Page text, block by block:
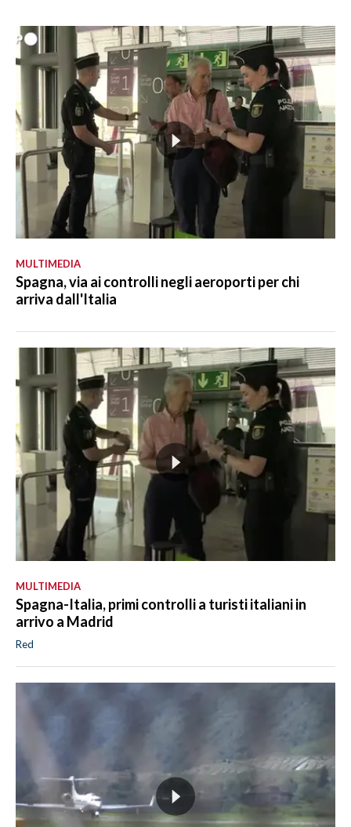
MULTIMEDIA
Spagna, via ai controlli negli aeroporti per chi
arriva dall'Italia
MULTIMEDIA
Spagna-Italia, primi controlli a turisti italiani in
arrivo a Madrid
Red